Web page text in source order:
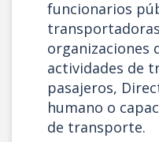
funcionarios
organizaciones
actividades de
pasajeros,
humano o
de transporte.